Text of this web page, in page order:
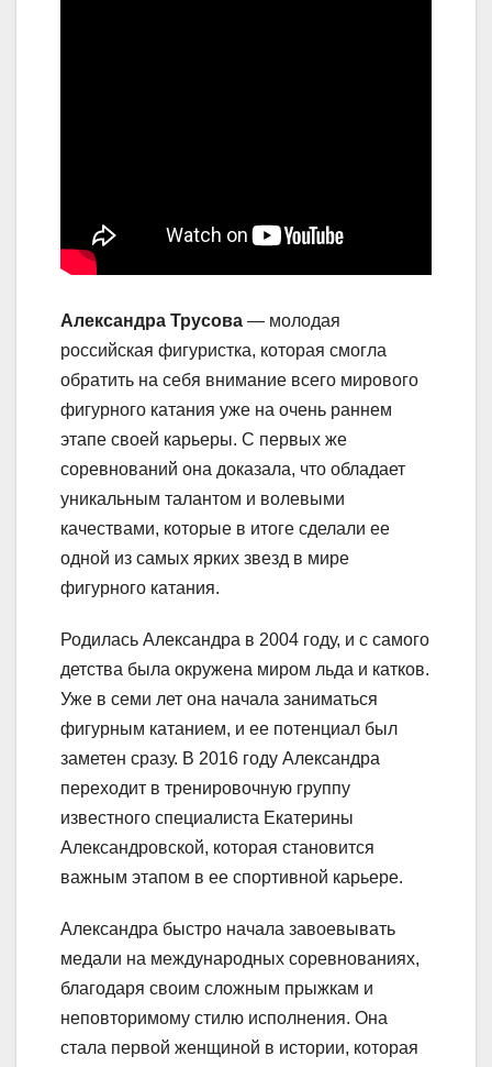
Александра Трусова — молодая
российская фигуристка, которая смогла
обратить на себя внимание всего мирового
фигурного катания уже на очень раннем
этапе своей карьеры. С первых же
соревнований она доказала, что обладает
уникальным талантом и волевыми
качествами, которые в итоге сделали ее
одной из самых ярких звезд в мире
фигурного катания.
Родилась Александра в 2004 году, и с самого
детства была окружена миром льда и катков.
Уже в семи лет она начала заниматься
фигурным катанием, и ее потенциал был
заметен сразу. В 2016 году Александра
переходит в тренировочную группу
известного специалиста Екатерины
Александровской, которая становится
важным этапом в ее спортивной карьере.
Александра быстро начала завоевывать
медали на международных соревнованиях,
благодаря своим сложным прыжкам и
неповторимому стилю исполнения. Она
стала первой женщиной в истории, которая